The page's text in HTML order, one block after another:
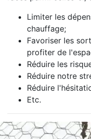
Limiter les
chauffage;
Favoriser les
profiter de
Réduire les
Réduire notre
Réduire
Etc.